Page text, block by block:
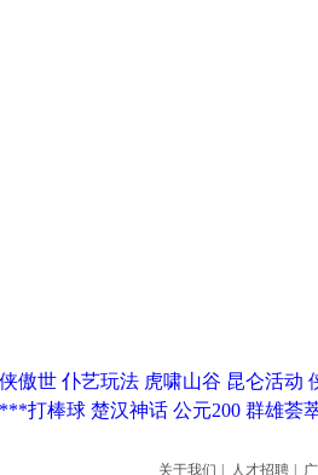
傲世 仆艺玩法 虎啸山谷 昆仑活动
打棒球 楚汉神话 公元200 群雄荟
关于我们 人才招聘